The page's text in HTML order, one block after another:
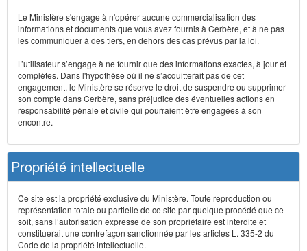
Le Ministère s'engage à n'opérer aucune commercialisation des
informations et documents que vous avez fournis à Cerbère, et à ne pas
les communiquer à des tiers, en dehors des cas prévus par la loi.
L’utilisateur s’engage à ne fournir que des informations exactes, à jour et
complètes. Dans l'hypothèse où il ne s’acquitterait pas de cet
engagement, le Ministère se réserve le droit de suspendre ou supprimer
son compte dans Cerbère, sans préjudice des éventuelles actions en
responsabilité pénale et civile qui pourraient être engagées à son
encontre.
Propriété intellectuelle
Ce site est la propriété exclusive du Ministère. Toute reproduction ou
représentation totale ou partielle de ce site par quelque procédé que ce
soit, sans l’autorisation expresse de son propriétaire est interdite et
constituerait une contrefaçon sanctionnée par les articles L. 335-2 du
Code de la propriété intellectuelle.